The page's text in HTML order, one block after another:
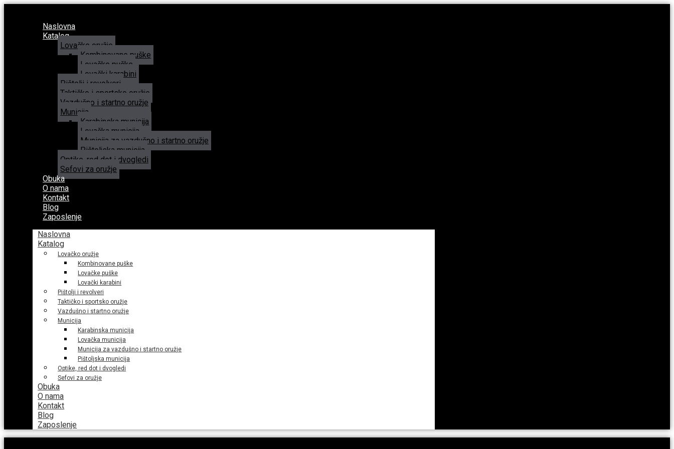
Naslovna
Katalog
Lovačko oružje
Kombinovane puške
Lovačke puške
Lovački karabini
Pištolji i revolveri
Taktičko i sportsko oružje
Vazdušno i startno oružje
Municija
Karabinska municija
Lovačka municija
Municija za vazdušno i startno oružje
Pištoljska municija
Optike, red dot i dvogledi
Sefovi za oružje
Obuka
O nama
Kontakt
Blog
Zaposlenje
Naslovna
Katalog
Lovačko oružje
Kombinovane puške
Lovačke puške
Lovački karabini
Pištolji i revolveri
Taktičko i sportsko oružje
Vazdušno i startno oružje
Municija
Karabinska municija
Lovačka municija
Municija za vazdušno i startno oružje
Pištoljska municija
Optike, red dot i dvogledi
Sefovi za oružje
Obuka
O nama
Kontakt
Blog
Zaposlenje